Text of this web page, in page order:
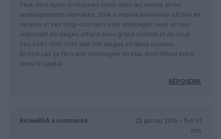
Peut-être aussi un mauvais choix dans les avions et les
aménagements intérieurs, SSA a encore beaucoup d’A340 en
service et ses long-courriers sont aménagés avec un taux
important de sièges affaire avec grand confort et du coup
ses a340-600 n’ont que 310 sièges en deux classes.
En tout cas ça fera une compagnie en plus dont Etihad entre
dans le capital…
RÉPONDRE
RichieRSA a commenté :
25 janvier 2015 - 15 h 31
min